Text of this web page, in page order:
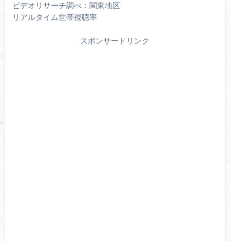
ビデオリサーチ調べ：関東地区
リアルタイム世帯視聴率
スポンサードリンク